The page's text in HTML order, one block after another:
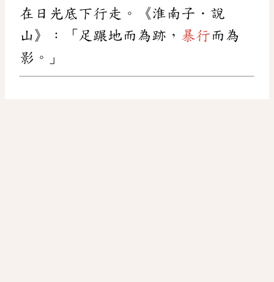
在日光底下行走。《淮南子．說
山》：「足蹍地而為跡， 暴行 而為
影。」